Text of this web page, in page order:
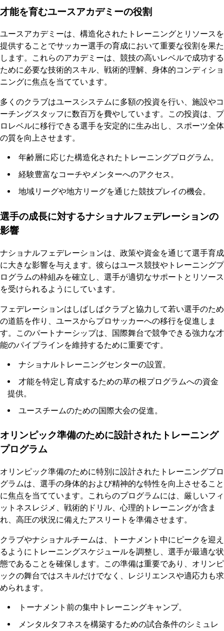
才能を育むユースアカデミーの役割
ユースアカデミーは、構造化されたトレーニングとリソースを
提供することでサッカー選手の育成において重要な役割を果た
します。これらのアカデミーは、競技の高いレベルで成功する
ために必要な技術的スキル、戦術的理解、身体的コンディショ
ニングに焦点を当てています。
多くのクラブはユースシステムに多額の投資を行い、施設やコ
ーチングスタッフに数百万を費やしています。この投資は、プ
ロレベルに移行できる選手を安定的に生み出し、スポーツ全体
の質を向上させます。
年齢層に応じた構造化されたトレーニングプログラム。
経験豊富なコーチやメンターへのアクセス。
地域リーグや地方リーグを通じた競技プレイの機会。
選手の成長に対するナショナルフェデレーションの
影響
ナショナルフェデレーションは、政策や資金を通じて選手育成
に大きな影響を与えます。彼らはユース競技やトレーニングプ
ログラムの枠組みを確立し、選手が適切なサポートとリソース
を受けられるようにしています。
フェデレーションはしばしばクラブと協力して若い選手のため
の道筋を作り、ユースからプロサッカーへの移行を促進しま
す。このパートナーシップは、国際舞台で競争できる強力な才
能のパイプラインを維持するために重要です。
ナショナルトレーニングセンターの設置。
才能を特定し育成するための草の根プログラムへの資金
提供。
ユースチームのための国際大会の促進。
オリンピック準備のために設計されたトレーニング
プログラム
オリンピック準備のために特別に設計されたトレーニングプロ
グラムは、選手の身体的および精神的な特性を向上させること
に焦点を当てています。これらのプログラムには、厳しいフィ
ットネスレジメ、戦術的ドリル、心理的トレーニングが含ま
れ、高圧の状況に備えたアスリートを準備させます。
クラブやナショナルチームは、トーナメント中にピークを迎え
るようにトレーニングスケジュールを調整し、選手が最適な状
態であることを確保します。この準備は重要であり、オリンピ
ックの舞台ではスキルだけでなく、レジリエンスや適応力も求
められます。
トーナメント前の集中トレーニングキャンプ。
メンタルタフネスを構築するための試合条件のシミュレ